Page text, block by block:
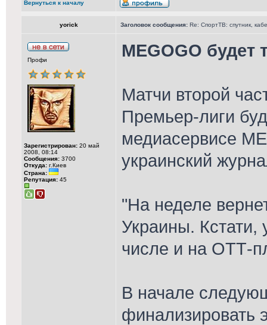
Вернуться к началу
yorick Заголовок сообщения: Re: СпортТВ: спутник,
Профи
Зарегистрирован: 20 май
2008, 08:14
Сообщения: 3700
Откуда: г.Киев
Страна:
Репутация: 45
MEGOGO
Матчи второй
Премьер-лиги
медиасервисе
украинский
"На неделе
Украины. Кстати,
числе и на ОТТ-
В начале
финализировать